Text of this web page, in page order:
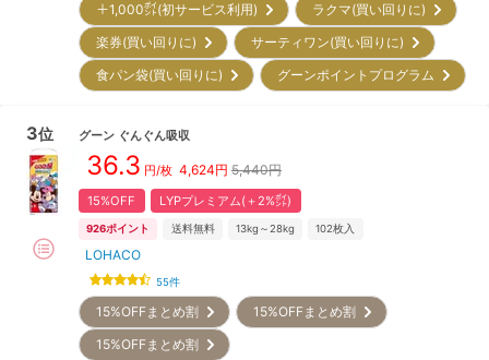
＋1,000㌽(初サービス利用)
ラクマ(買い回りに)
楽券(買い回りに)
サーティワン(買い回りに)
食パン袋(買い回りに)
グーンポイントプログラム
3位 グーン ぐんぐん吸収
36.3 円/枚 4,624円 5,440円
15%OFF LYPプレミアム(＋2%㌽)
926ポイント 送料無料 13kg～28kg 102枚入
LOHACO
55件
15%OFFまとめ割
15%OFFまとめ割
15%OFFまとめ割